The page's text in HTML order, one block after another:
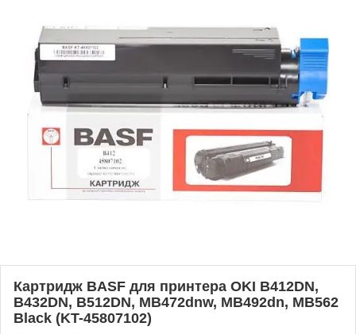
Картридж BASF для принтера OKI B412DN,
B432DN, B512DN, MB472dnw, MB492dn, MB562
Black (KT-45807102)